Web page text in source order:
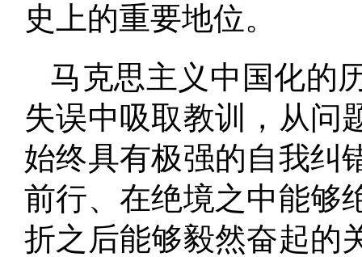
史上的重要地位。
马克思主义中国化的
失误中吸取教训，从问
始终具有极强的自我纠
前行、在绝境之中能够
折之后能够毅然奋起的